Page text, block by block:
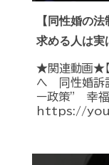
【同性婚の
求める人は実
★関連動画★
へ 同性婚訴
ー政策” 幸福
https://